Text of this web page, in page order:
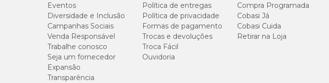
Eventos
Diversidade e Inclusão
Campanhas Sociais
Venda Responsável
Trabalhe conosco
Seja um fornecedor
Expansão
Transparência
Política de entregas
Política de privacidade
Formas de pagamento
Trocas e devoluções
Troca Fácil
Ouvidoria
Compra Programada
Cobasi Já
Cobasi Cuida
Retirar na Loja